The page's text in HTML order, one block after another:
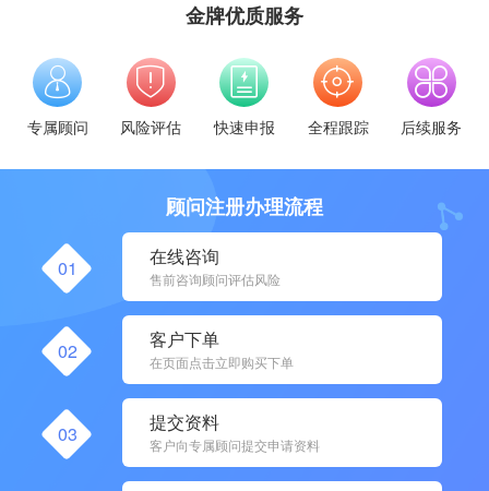
金牌优质服务
专属顾问 风险评估 快速申报 全程跟踪 后续服务
顾问注册办理流程
01 在线咨询
售前咨询顾问评估风险
02 客户下单
在页面点击立即购买下单
03 提交资料
客户向专属顾问提交申请资料